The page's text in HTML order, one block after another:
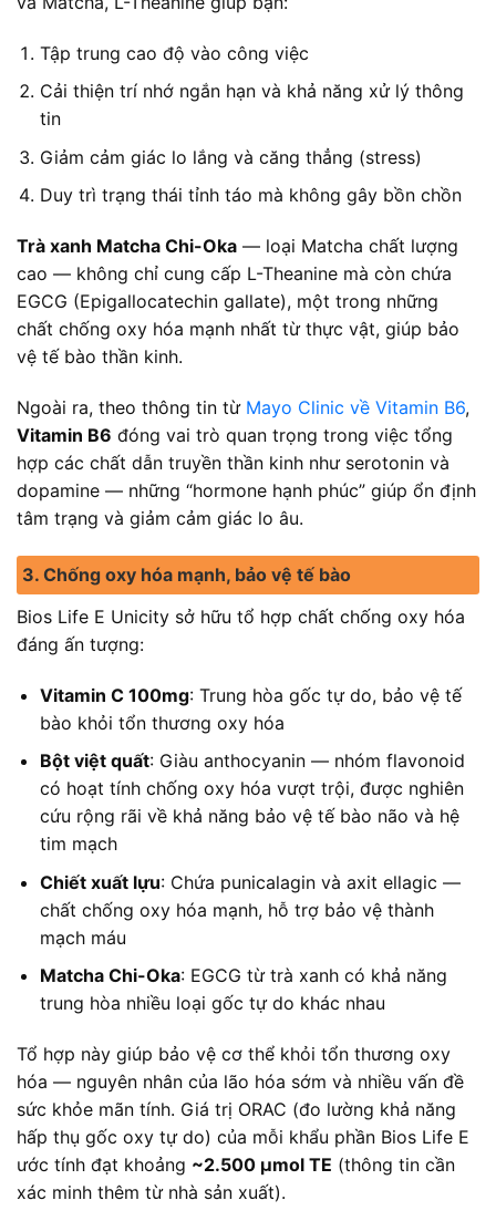
Tập trung cao độ vào công việc
Cải thiện trí nhớ ngắn hạn và khả năng xử lý thông
tin
Giảm cảm giác lo lắng và căng thẳng (stress)
Duy trì trạng thái tỉnh táo mà không gây bồn chồn
Trà xanh Matcha Chi-Oka — loại Matcha chất lượng
cao — không chỉ cung cấp L-Theanine mà còn chứa
EGCG (Epigallocatechin gallate), một trong những
chất chống oxy hóa mạnh nhất từ thực vật, giúp bảo
vệ tế bào thần kinh.
Ngoài ra, theo thông tin từ Mayo Clinic về Vitamin B6,
Vitamin B6 đóng vai trò quan trọng trong việc tổng
hợp các chất dẫn truyền thần kinh như serotonin và
dopamine — những “hormone hạnh phúc” giúp ổn định
tâm trạng và giảm cảm giác lo âu.
3. Chống oxy hóa mạnh, bảo vệ tế bào
Bios Life E Unicity sở hữu tổ hợp chất chống oxy hóa
đáng ấn tượng:
Vitamin C 100mg: Trung hòa gốc tự do, bảo vệ tế
bào khỏi tổn thương oxy hóa
Bột việt quất: Giàu anthocyanin — nhóm flavonoid
có hoạt tính chống oxy hóa vượt trội, được nghiên
cứu rộng rãi về khả năng bảo vệ tế bào não và hệ
tim mạch
Chiết xuất lựu: Chứa punicalagin và axit ellagic —
chất chống oxy hóa mạnh, hỗ trợ bảo vệ thành
mạch máu
Matcha Chi-Oka: EGCG từ trà xanh có khả năng
trung hòa nhiều loại gốc tự do khác nhau
Tổ hợp này giúp bảo vệ cơ thể khỏi tổn thương oxy
hóa — nguyên nhân của lão hóa sớm và nhiều vấn đề
sức khỏe mãn tính. Giá trị ORAC (đo lường khả năng
hấp thụ gốc oxy tự do) của mỗi khẩu phần Bios Life E
ước tính đạt khoảng ~2.500 µmol TE (thông tin cần
xác minh thêm từ nhà sản xuất).